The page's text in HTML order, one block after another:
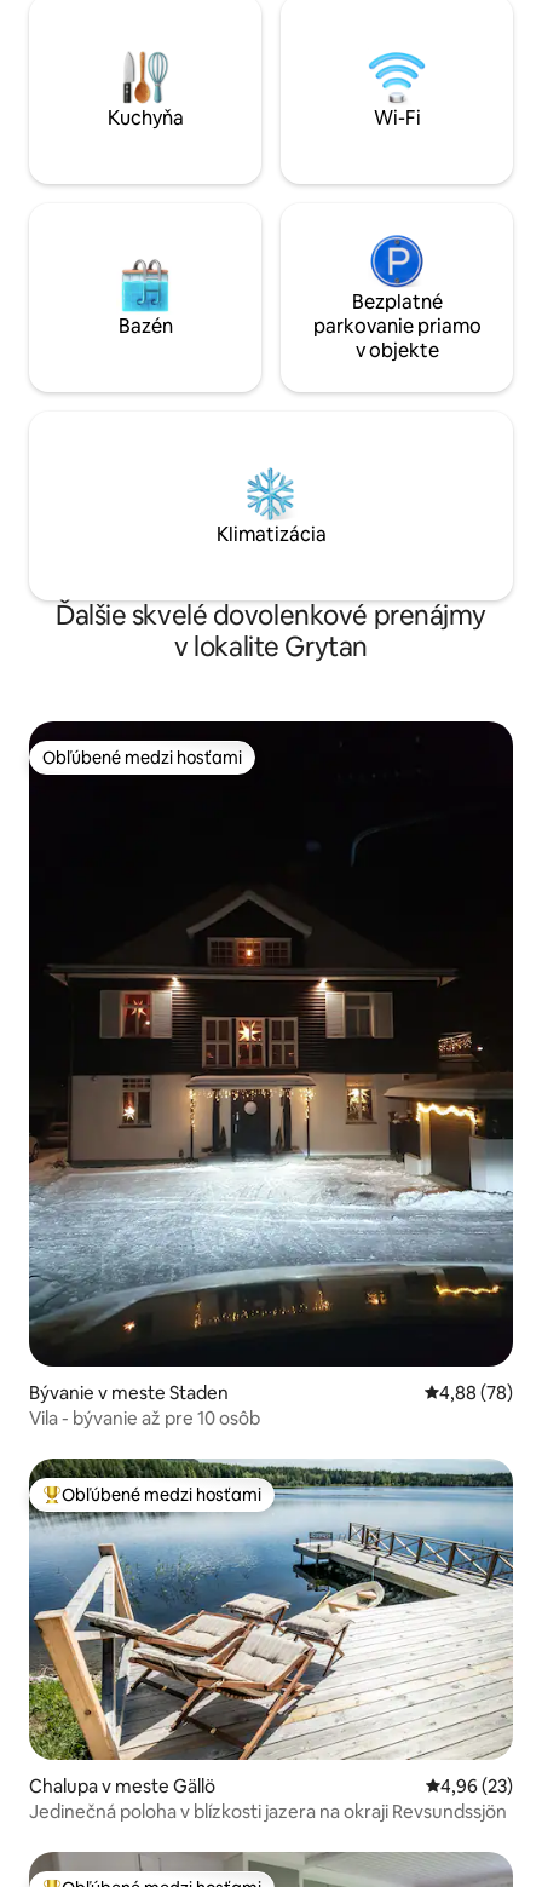
pohovka a posteľ
Ďalšie spálne na
terasa.
Kuchyňa Wi-Fi
Bazén
Bezplatné
parkovanie priamo
v objekte
Klimatizácia
Ďalšie skvelé dovolenkové prenájmy
v lokalite Grytan
Obľúbené medzi hosťami
Obľúbené medzi hosťami
Bývanie v meste Staden Priemerné
4,88 (78)
Vila - bývanie až pre 10 osôb
Najobľúbenejšie medzi hosťami
Obľúbené medzi hosťami
Chalupa v meste Gällö Priemerné
4,96 (23)
Jedinečná poloha v blízkosti jazera na okraji Revsundssjön